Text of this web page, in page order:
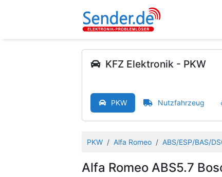
KFZ Elektronik - PKW
PKW Nutzfahrzeug
PKW Alfa Romeo ABS/ESP/BAS/
Alfa Romeo ABS5.7